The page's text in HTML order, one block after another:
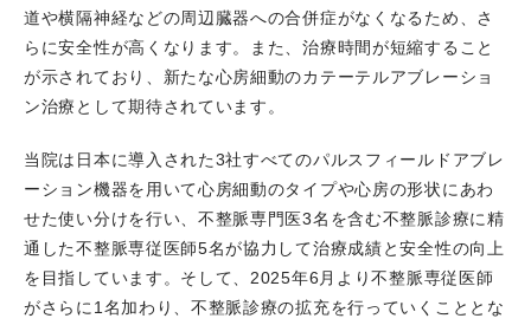
となった方を対象に、｢二次検査 予約専用ダイヤル｣が開
設、内科検診（心雑音）、心電図、胸部Ｘ線検査（心拡
大）については当科で対応させていただいています。
2025.01.25第1回 兵庫子どもメディカルラリーが開催
2025.01.25 日本心エコー図学会 第29回 冬期講習会が
開催され、大西哲存部長が講師を務めました。
2025.01.09谷口泰代副院長が診療科長研修9の講師を務
めました。「臨床研究のおすすめ」
2024.12.14 第246回 日本内科学会近畿地方会が開催さ
れ、山本淳生医師が若手奨励賞（後期）のセッションで優
道や横隔神経などの周辺臓器への合併症がなくなるため、さ
らに安全性が高くなります。また、治療時間が短縮すること
が示されており、新たな心房細動のカテーテルアブレーショ
ン治療として期待されています。
当院は日本に導入された3社すべてのパルスフィールドアブレ
ーション機器を用いて心房細動のタイプや心房の形状にあわ
せた使い分けを行い、不整脈専門医3名を含む不整脈診療に精
通した不整脈専従医師5名が協力して治療成績と安全性の向上
を目指しています。そして、2025年6月より不整脈専従医師
がさらに1名加わり、不整脈診療の拡充を行っていくこととな